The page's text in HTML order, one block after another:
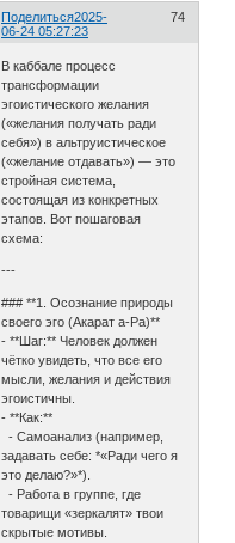
Поделиться 74
2025-
06-24 05:27:23
В каббале процесс
трансформации
эгоистического желания
(«желания получать ради
себя») в альтруистическое
(«желание отдавать») — это
стройная система,
состоящая из конкретных
этапов. Вот пошаговая
схема:
---
### **1. Осознание природы
своего эго (Акарат а-Ра)**
- **Шаг:** Человек должен
чётко увидеть, что все его
мысли, желания и действия
эгоистичны.
- **Как:**
- Самоанализ (например,
задавать себе: *«Ради чего я
это делаю?»*).
- Работа в группе, где
товарищи «зеркалят» твои
скрытые мотивы.